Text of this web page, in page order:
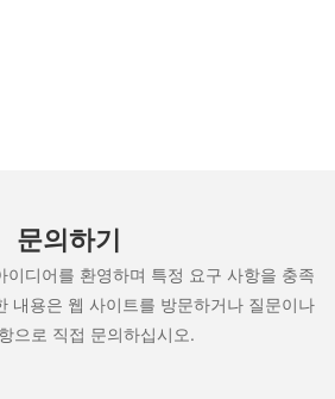
문의하기
이디어를 환영하며 특정 요구 사항을 충족
내용은 웹 사이트를 방문하거나 질문이나
으로 직접 문의하십시오.